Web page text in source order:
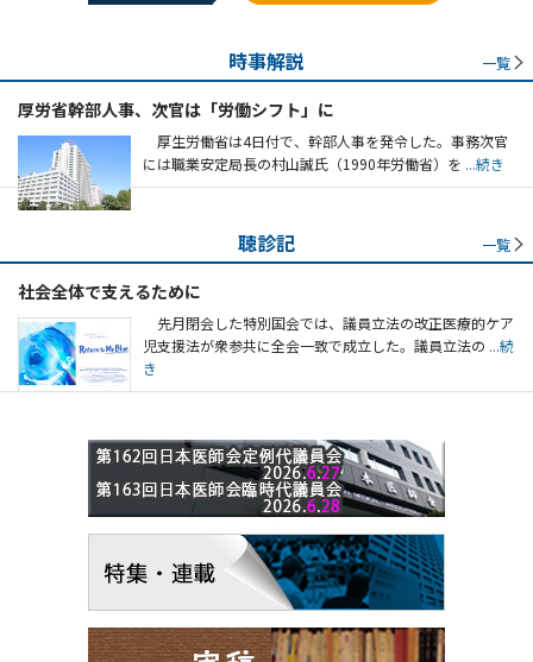
時事解説 一覧
厚労省幹部人事、次官は「労働シフト」に
厚生労働省は4日付で、幹部人事を発令した。事務次官
には職業安定局長の村山誠氏（1990年労働省）を ...続き
聴診記 一覧
社会全体で支えるために
先月閉会した特別国会では、議員立法の改正医療的ケア
児支援法が衆参共に全会一致で成立した。議員立法の ...続
き